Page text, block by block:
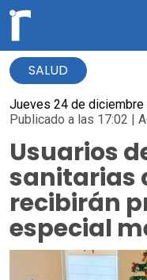
SALUD
Jueves 24 de diciembre
Publicado a las 17:02 |
Usuarios
sanitarias
recibirán
especial